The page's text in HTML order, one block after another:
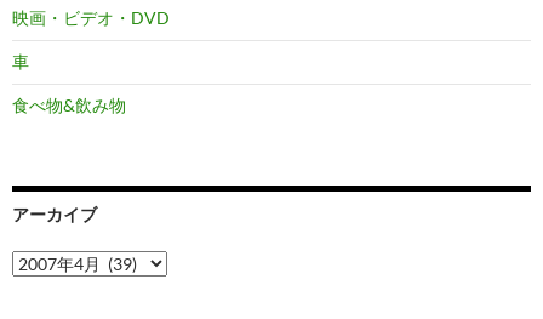
映画・ビデオ・DVD
車
食べ物&飲み物
アーカイブ
ア
ー